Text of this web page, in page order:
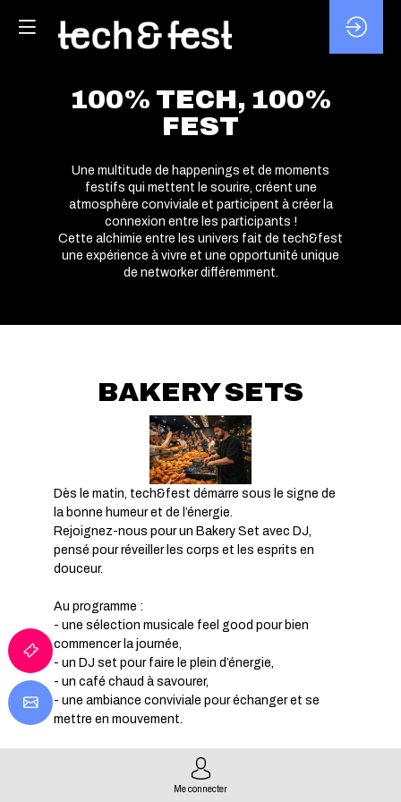
100% TECH, 100%
FEST
Une multitude de happenings et de moments
festifs qui mettent le sourire, créent une
atmosphère conviviale et participent à créer la
connexion entre les participants !
Cette alchimie entre les univers fait de tech&fest
une expérience à vivre et une opportunité unique
de networker différemment.
BAKERY SETS
Dès le matin, tech&fest démarre sous le signe de
la bonne humeur et de l’énergie.
Rejoignez-nous pour un Bakery Set avec DJ,
pensé pour réveiller les corps et les esprits en
douceur.
Au programme :
- une sélection musicale feel good pour bien
commencer la journée,
- un DJ set pour faire le plein d’énergie,
- un café chaud à savourer,
- une ambiance conviviale pour échanger et se
mettre en mouvement.
Que vous veniez pour le son, le café ou simplement
pour bien débuter la journée, ce rendez-vous est
l’occasion idéale de prendre le temps, de partager
Me connecter